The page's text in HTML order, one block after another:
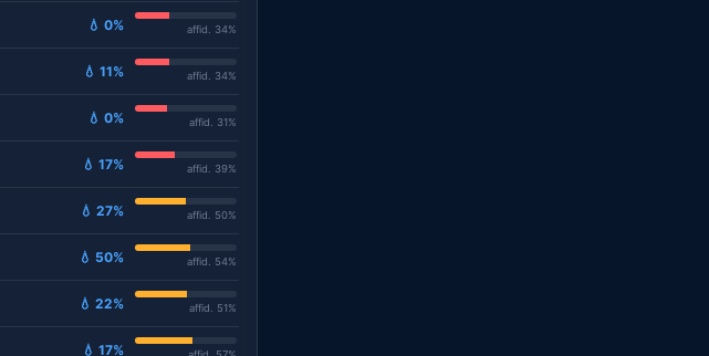
💧 0% affid. 34%
💧 11% affid. 34%
💧 0% affid. 31%
💧 17% affid. 39%
💧 27% affid. 50%
💧 50% affid. 54%
💧 22% affid. 51%
💧 17%